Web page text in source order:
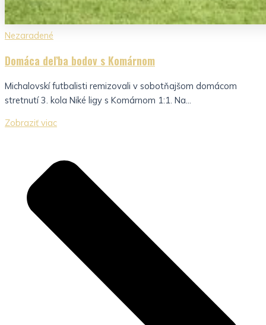
Nezaradené
Domáca deľba bodov s Komárnom
Michalovskí futbalisti remizovali v sobotňajšom domácom
stretnutí 3. kola Niké ligy s Komárnom 1:1. Na...
Zobraziť viac